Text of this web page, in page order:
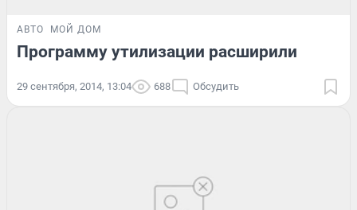
АВТО МОЙ ДОМ
Программу утилизации расширили
29 сентября, 2014, 13:04 688 Обсудить